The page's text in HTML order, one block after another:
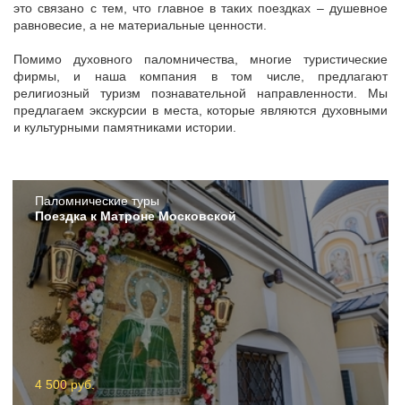
это связано с тем, что главное в таких поездках – душевное
равновесие, а не материальные ценности.
Помимо духовного паломничества, многие туристические
фирмы, и наша компания в том числе, предлагают
религиозный туризм познавательной направленности. Мы
предлагаем экскурсии в места, которые являются духовными
и культурными памятниками истории.
Пaломнические туры
Поездка к Матроне Московской
4 500 руб.